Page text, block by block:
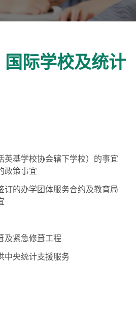
际学校及统计
英基学校协会辖下学校）的事宜
政策事宜
订的办学团体服务合约及教育局
及紧急修葺工程
中央统计支援服务